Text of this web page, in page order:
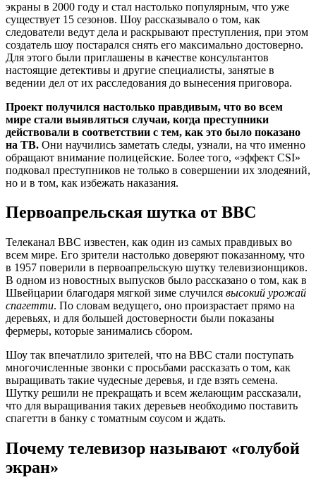
экраны в 2000 году и стал настолько популярным, что уже
существует 15 сезонов. Шоу рассказывало о том, как
следователи ведут дела и раскрывают преступления, при этом
создатель шоу постарался снять его максимально достоверно.
Для этого были приглашены в качестве консультантов
настоящие детективы и другие специалисты, занятые в
ведении дел от их расследования до вынесения приговора.
Проект получился настолько правдивым, что во всем
мире стали выявляться случаи, когда преступники
действовали в соответствии с тем, как это было показано
на ТВ. Они научились заметать следы, узнали, на что именно
обращают внимание полицейские. Более того, «эффект CSI»
подковал преступников не только в совершении их злодеяний,
но и в том, как избежать наказания.
Первоапрельская шутка от BBC
Телеканал BBC известен, как один из самых правдивых во
всем мире. Его зрители настолько доверяют показанному, что
в 1957 поверили в первоапрельскую шутку телевизионщиков.
В одном из новостных выпусков было рассказано о том, как в
Швейцарии благодаря мягкой зиме случился высокий урожай
спагетти. По словам ведущего, оно произрастает прямо на
деревьях, и для большей достоверности были показаны
фермеры, которые занимались сбором.
Шоу так впечатлило зрителей, что на BBC стали поступать
многочисленные звонки с просьбами рассказать о том, как
выращивать такие чудесные деревья, и где взять семена.
Шутку решили не прекращать и всем желающим рассказали,
что для выращивания таких деревьев необходимо поставить
спагетти в банку с томатным соусом и ждать.
Почему телевизор называют «голубой
экран»